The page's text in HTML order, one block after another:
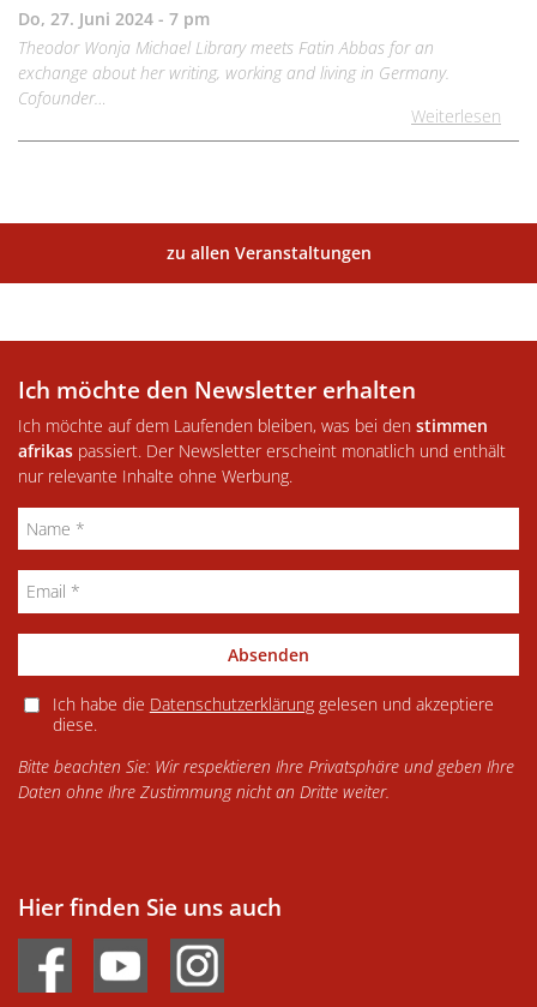
Do, 27. Juni 2024 - 7 pm
Theodor Wonja Michael Library meets Fatin Abbas for an
exchange about her writing, working and living in Germany.
Cofounder…
Weiterlesen
zu allen Veranstaltungen
Ich möchte den Newsletter erhalten
Ich möchte auf dem Laufenden bleiben, was bei den stimmen
afrikas passiert. Der Newsletter erscheint monatlich und enthält
nur relevante Inhalte ohne Werbung.
Absenden
Ich habe die Datenschutzerklärunggelesen und akzeptiere
diese.
Bitte beachten Sie: Wir respektieren Ihre Privatsphäre und geben Ihre
Daten ohne Ihre Zustimmung nicht an Dritte weiter.
Hier finden Sie uns auch